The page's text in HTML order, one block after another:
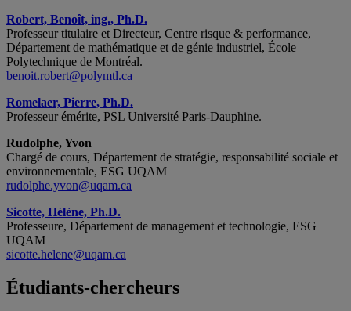
Robert, Benoît, ing., Ph.D.
Professeur titulaire et Directeur, Centre risque & performance,
Département de mathématique et de génie industriel, École
Polytechnique de Montréal.
benoit.robert@polymtl.ca
Romelaer, Pierre, Ph.D.
Professeur émérite, PSL Université Paris-Dauphine.
Rudolphe, Yvon
Chargé de cours, Département de stratégie, responsabilité sociale et
environnementale, ESG UQAM
rudolphe.yvon@uqam.ca
Sicotte, Hélène, Ph.D.
Professeure, Département de management et technologie, ESG
UQAM
sicotte.helene@uqam.ca
Étudiants-chercheurs